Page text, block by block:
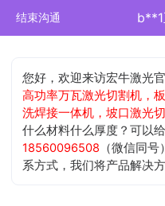
结束沟通 b**1
您好，欢迎来访宏牛激光
高功率万瓦激光切割机，
洗焊接一体机，坡口激光
什么材料什么厚度？可以
18560096508 （微信同
系方式，我们将产品解决